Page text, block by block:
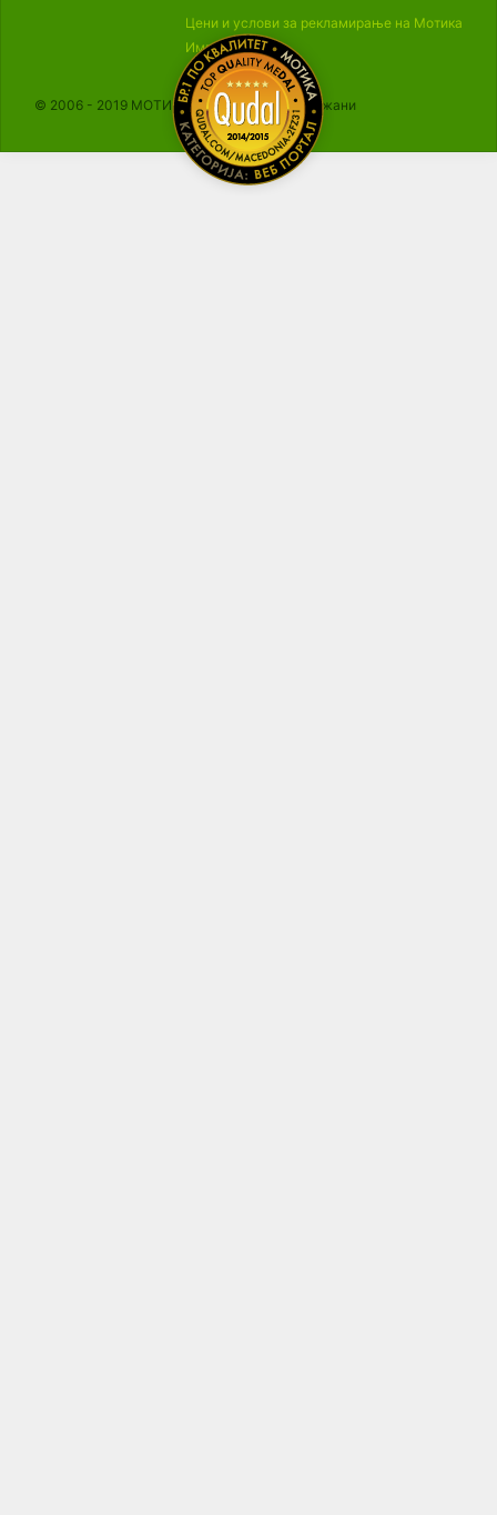
Цени и услови за рекламирање на Мотика
Импресум
© 2006 - 2019 МОТИКА, Сите права се задржани